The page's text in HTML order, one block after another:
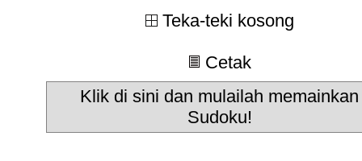
Teka-teki kosong
Cetak
Klik di sini dan mulailah memainkan
Sudoku!